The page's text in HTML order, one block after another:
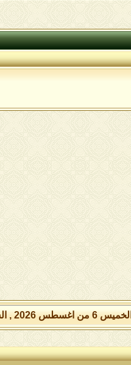
الخميس 6 من اغسطس 2026 , الساعة الان 08:28:14 صباحاً.